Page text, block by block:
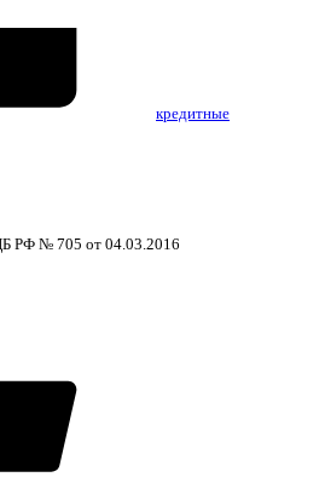
кредитные
РФ № 705 от 04.03.2016